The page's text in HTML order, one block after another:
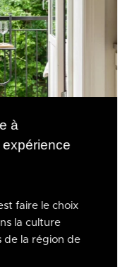
à
faire le choix
la culture
de la région de